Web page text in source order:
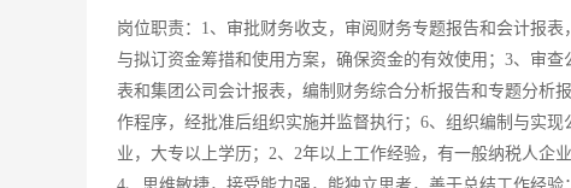
岗位职责：1、审批财务收支，审阅财务专题报告和会计报
与拟订资金筹措和使用方案，确保资金的有效使用；3、审
表和集团公司会计报表，编制财务综合分析报告和专题分析
作程序，经批准后组织实施并监督执行；6、组织编制与实
业，大专以上学历；2、2年以上工作经验，有一般纳税人企